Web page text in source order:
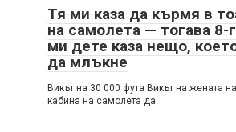
Тя ми каза да кърмя в
на самолета — тогава 8-
ми дете каза нещо,
да млъкне
Викът на 30 000 фута Викът на жената
кабина на самолета да